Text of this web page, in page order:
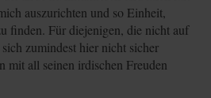
auszurichten und so Einheit,
finden. Für diejenigen, die nicht auf
zumindest hier nicht sicher
mit all seinen irdischen Freuden